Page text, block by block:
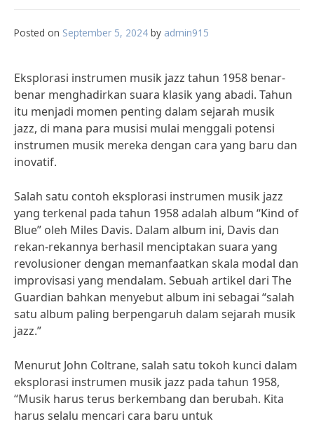
Posted on September 5, 2024 by admin915
Eksplorasi instrumen musik jazz tahun 1958 benar-
benar menghadirkan suara klasik yang abadi. Tahun
itu menjadi momen penting dalam sejarah musik
jazz, di mana para musisi mulai menggali potensi
instrumen musik mereka dengan cara yang baru dan
inovatif.
Salah satu contoh eksplorasi instrumen musik jazz
yang terkenal pada tahun 1958 adalah album “Kind of
Blue” oleh Miles Davis. Dalam album ini, Davis dan
rekan-rekannya berhasil menciptakan suara yang
revolusioner dengan memanfaatkan skala modal dan
improvisasi yang mendalam. Sebuah artikel dari The
Guardian bahkan menyebut album ini sebagai “salah
satu album paling berpengaruh dalam sejarah musik
jazz.”
Menurut John Coltrane, salah satu tokoh kunci dalam
eksplorasi instrumen musik jazz pada tahun 1958,
“Musik harus terus berkembang dan berubah. Kita
harus selalu mencari cara baru untuk